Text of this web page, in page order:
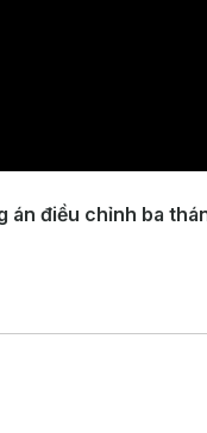
án điều chỉnh ba